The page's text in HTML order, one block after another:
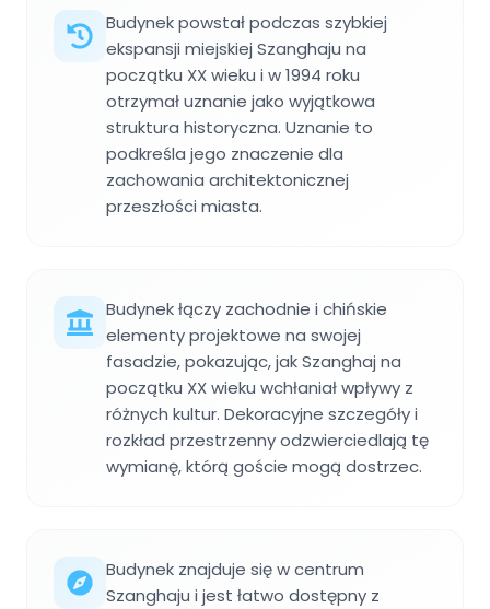
Budynek powstał podczas szybkiej
ekspansji miejskiej Szanghaju na
początku XX wieku i w 1994 roku
otrzymał uznanie jako wyjątkowa
struktura historyczna. Uznanie to
podkreśla jego znaczenie dla
zachowania architektonicznej
przeszłości miasta.
Budynek łączy zachodnie i chińskie
elementy projektowe na swojej
fasadzie, pokazując, jak Szanghaj na
początku XX wieku wchłaniał wpływy z
różnych kultur. Dekoracyjne szczegóły i
rozkład przestrzenny odzwierciedlają tę
wymianę, którą goście mogą dostrzec.
Budynek znajduje się w centrum
Szanghaju i jest łatwo dostępny z